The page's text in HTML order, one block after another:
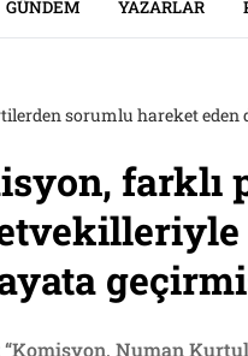
GÜNDEM YAZARLAR
“Komisyon, Numan